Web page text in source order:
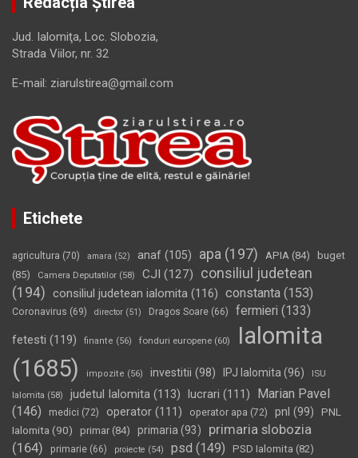
Jud. Ialomiţa, Loc. Slobozia,
Strada Viilor, nr. 32
E-mail: ziarulstirea@gmail.com
Etichete
agricultura (70) amara (52) anaf (105) apa (197) APIA (84)
buget
(85)
Camera Deputatilor (58) CJI (127)
consiliul judetean
(194) consiliul judetean ialomita (116) constanta (153)
Coronavirus (69) director (51) Dragos Soare (66) fermieri (133)
fetesti (119) finante (56) fonduri europene (60)
Ialomita
(1685)
impozite (56) investitii (98) IPJ Ialomita (96) ISU
Ialomita (58) judetul Ialomita (113) lucrari (111)
Marian Pavel
(146)
medici (72) operator (111) operator apa (72) pnl (99)
PNL
Ialomita (90) primar(84) primaria (93)
primaria slobozia
(164)
primarie (66) proiecte (54) psd (149) PSD Ialomita (82)